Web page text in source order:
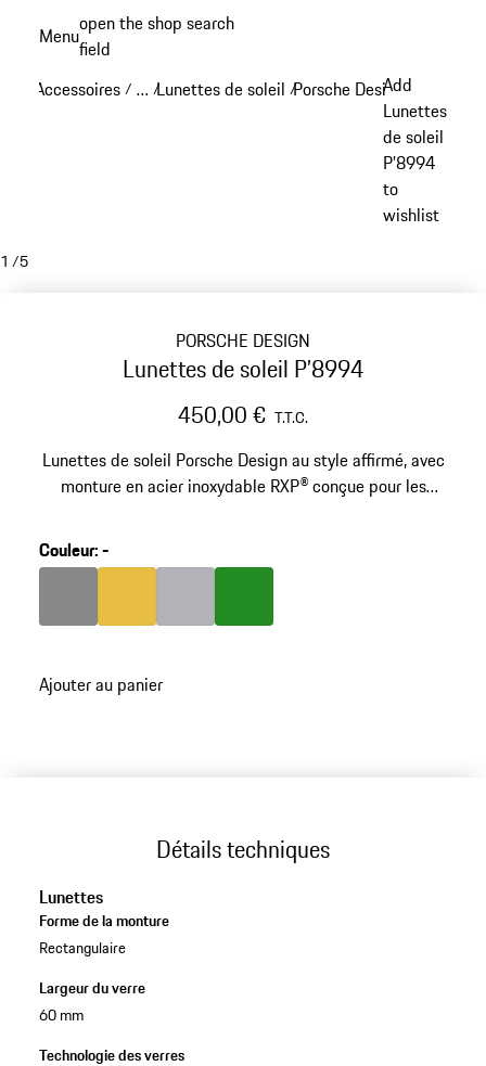
principal
Menuopen the shop search
field
Accessoires / …
Reveal collapsed breadcrumb items
/Lunettes de soleil /Porsche Design lunettes
Add
Lunettes
de soleil
P’8994
to
wishlist
1 /5
PORSCHE DESIGN
Lunettes de soleil P’8994
450,00 € T.T.C.
Lunettes de soleil Porsche Design au style affirmé, avec
monture en acier inoxydable RXP® conçue pour les
Couleur:-
Gris Foncé
CouleurOr
Couleur Argent
CouleurVert
Ajouter au panier
Détails techniques
Lunettes
Forme de la monture
Rectangulaire
Largeur du verre
60 mm
Technologie des verres